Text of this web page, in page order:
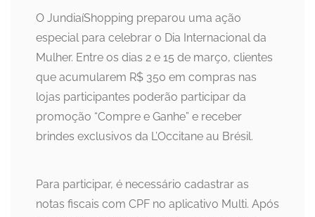
O JundiaíShopping preparou uma ação
especial para celebrar o Dia Internacional da
Mulher. Entre os dias 2 e 15 de março, clientes
que acumularem R$ 350 em compras nas
lojas participantes poderão participar da
promoção “Compre e Ganhe” e receber
brindes exclusivos da L’Occitane au Brésil.
Para participar, é necessário cadastrar as
notas fiscais com CPF no aplicativo Multi. Após